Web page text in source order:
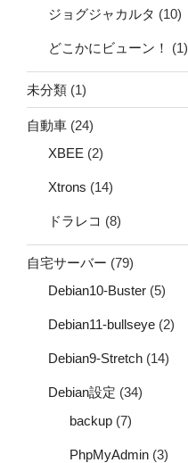
ジョグジャカルタ (10)
どこかにビューン！ (1)
未分類 (1)
自動車 (24)
XBEE (2)
Xtrons (14)
ドラレコ (8)
自宅サーバー (79)
Debian10-Buster (5)
Debian11-bullseye (2)
Debian9-Stretch (14)
Debian設定 (34)
backup (7)
PhpMyAdmin (3)